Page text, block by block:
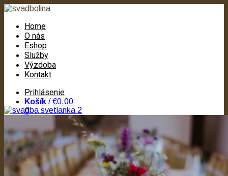
Home
O nás
Eshop
Služby
Výzdoba
Kontakt
Prihlásenie
Košík /€0.00
0
Žiadne produkty v košíku.